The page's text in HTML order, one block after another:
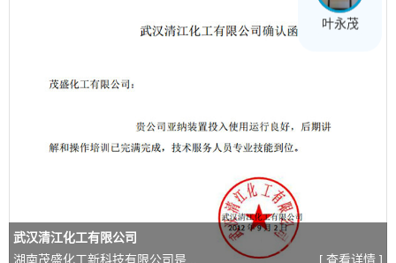
武汉清江化工有限公司
湖南茂盛化工新科技有限公司是...
[ 查看详情 ]
叶永茂